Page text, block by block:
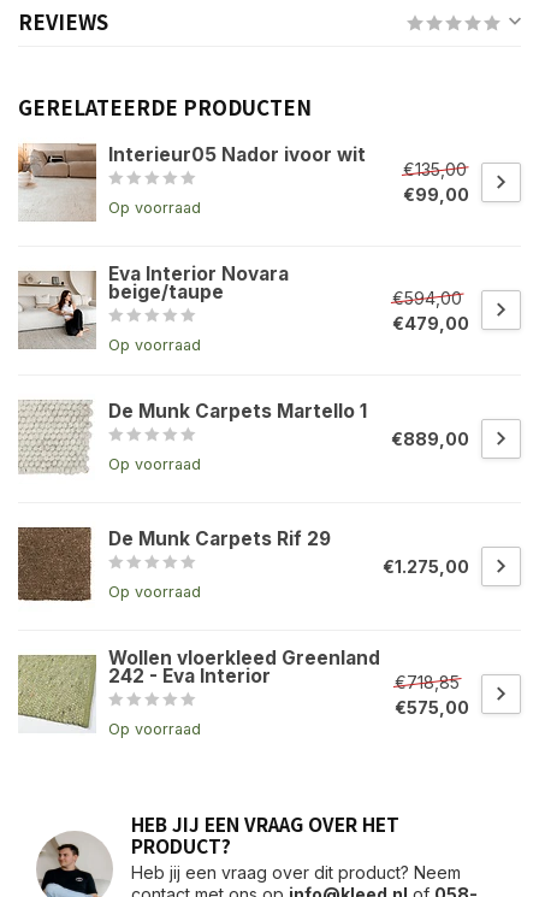
REVIEWS
GERELATEERDE PRODUCTEN
Interieur05 Nador ivoor wit
Op voorraad
€135,00
€99,00
Eva Interior Novara
beige/taupe
Op voorraad
€594,00
€479,00
De Munk Carpets Martello 1
Op voorraad
€889,00
De Munk Carpets Rif 29
Op voorraad
€1.275,00
Wollen vloerkleed Greenland
242 - Eva Interior
Op voorraad
€718,85
€575,00
HEB JIJ EEN VRAAG OVER HET
PRODUCT?
Heb jij een vraag over dit product? Neem